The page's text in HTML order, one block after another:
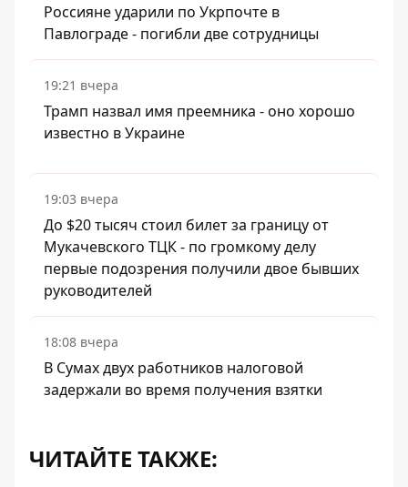
Россияне ударили по Укрпочте в
Павлограде - погибли две сотрудницы
19:21 вчера
Трамп назвал имя преемника - оно хорошо
известно в Украине
19:03 вчера
До $20 тысяч стоил билет за границу от
Мукачевского ТЦК - по громкому делу
первые подозрения получили двое бывших
руководителей
18:08 вчера
В Сумах двух работников налоговой
задержали во время получения взятки
ЧИТАЙТЕ ТАКЖЕ: